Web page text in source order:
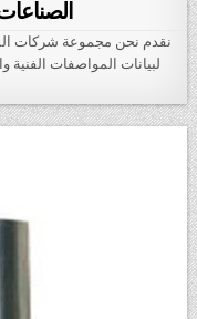
لبيانات المواصفات الفنية